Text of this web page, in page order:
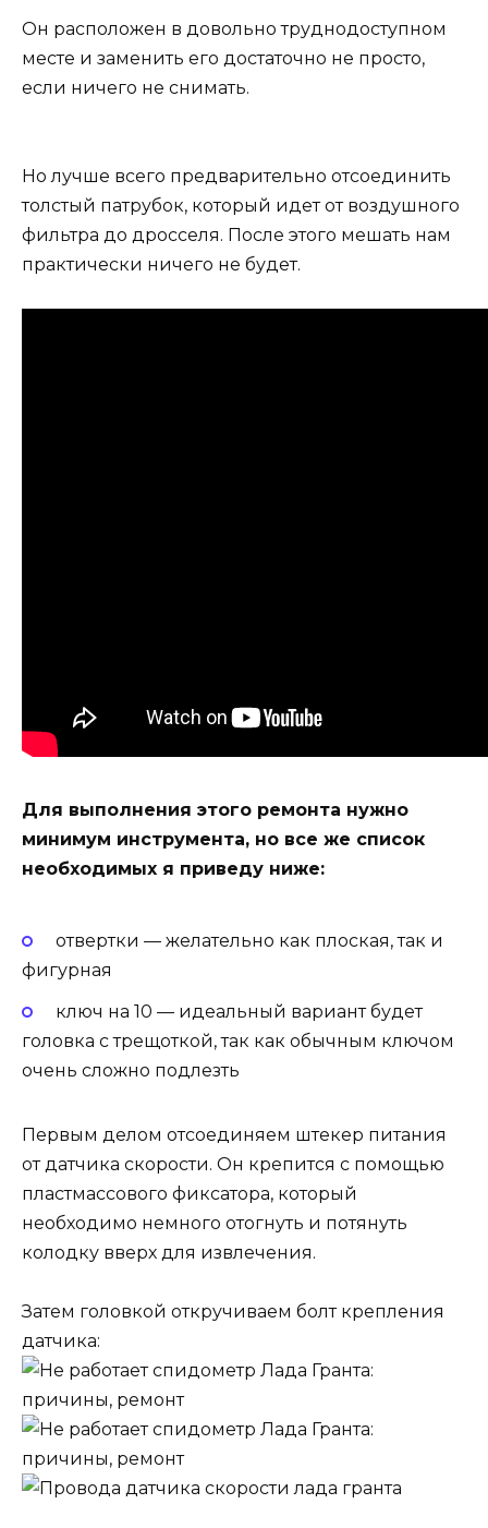
Он расположен в довольно труднодоступном
месте и заменить его достаточно не просто,
если ничего не снимать.
Но лучше всего предварительно отсоединить
толстый патрубок, который идет от воздушного
фильтра до дросселя. После этого мешать нам
практически ничего не будет.
Для выполнения этого ремонта нужно
минимум инструмента, но все же список
необходимых я приведу ниже:
отвертки — желательно как плоская, так и
фигурная
ключ на 10 — идеальный вариант будет
головка с трещоткой, так как обычным ключом
очень сложно подлезть
Первым делом отсоединяем штекер питания
от датчика скорости. Он крепится с помощью
пластмассового фиксатора, который
необходимо немного отогнуть и потянуть
колодку вверх для извлечения.
Затем головкой откручиваем болт крепления
датчика: